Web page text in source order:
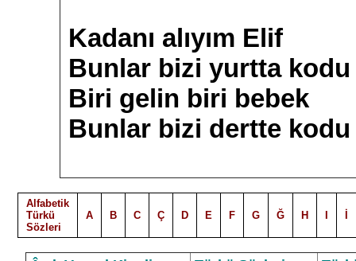
Kadanı alıyım Elif
Bunlar bizi yurtta kodu
Biri gelin biri bebek
Bunlar bizi dertte kodu
Alfabetik
Türkü
Sözleri
A B C Ç D E F G Ğ H